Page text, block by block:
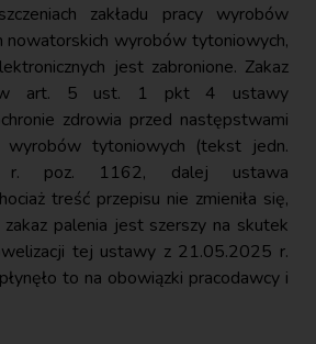
zakładu pracy wyrobów
wyrobów tytoniowych,
jest zabronione. Zakaz
w art. 5 ust. 1 pkt 4 ustawy
zdrowia przed następstwami
wyrobów tytoniowych (tekst jedn.
poz. 1162, dalej ustawa
treść przepisu nie zmieniła się,
palenia jest szerszy na skutek
tej ustawy z 21.05.2025 r.
to na obowiązki pracodawcy i